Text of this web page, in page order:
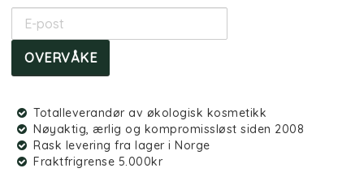
OVERVÅKE
Totalleverandør av økologisk kosmetikk
Nøyaktig, ærlig og kompromissløst siden 2008
Rask levering fra lager i Norge
Fraktfrigrense 5.000kr